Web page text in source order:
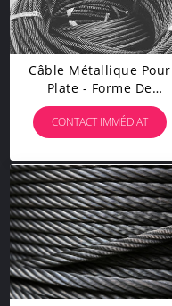
Câble Métallique Pour
Plate - Forme De
Suspension 4 × 31sw +
FC À Haute Résistance À
La Traction
CONTACT IMMÉDIAT